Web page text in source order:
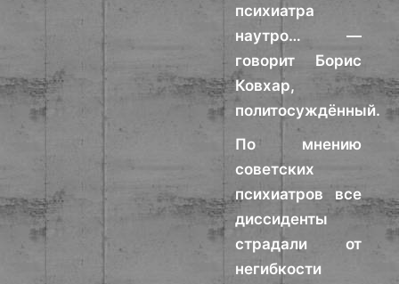
психиатра
наутро… —
говорит Борис
Ковхар,
политосуждённый.
По мнению
советских
психиатров все
диссиденты
страдали от
негибкости